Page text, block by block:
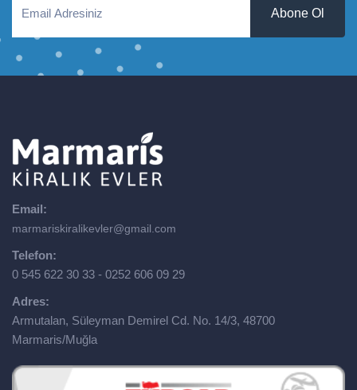
Abone Ol
Email:
marmariskiralikevler@gmail.com
Telefon:
0 545 622 30 33 - 0252 606 09 29
Adres:
Armutalan, Süleyman Demirel Cd. No. 14/3, 48700
Marmaris/Muğla